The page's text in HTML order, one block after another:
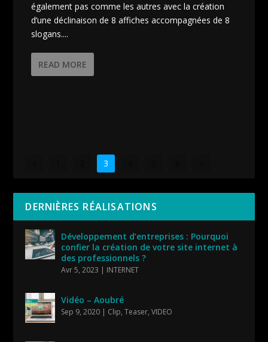
également pas comme les autres avec la création
d’une déclinaison de 8 affiches accompagnées de 8
slogans....
READ MORE
3
DERNIÈRES RÉALISATIONS
Développement d’entreprises : Pourquoi
confier la création de votre site internet à
des professionnels ?
Avr 5, 2023 | INTERNET
Vidéo – Aoubré
Sep 9, 2020 | Clip,Teaser,VIDEO